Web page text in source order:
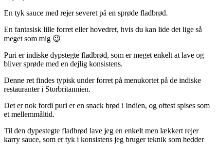
En tyk sauce med rejer severet på en sprøde fladbrød.
En fantasisk lille forret eller hovedret, hvis du kan lide det lige så
meget som mig 😉
Puri er indiske dypstegte fladbrød, som er meget enkelt at lave og
bliver sprøde med en dejlig konsistens.
Denne ret findes typisk under forret på menukortet på de indiske
restauranter i Storbritannien.
Det er nok fordi puri er en snack brød i Indien, og oftest spises som
et mellemmåltid.
Til den dypestegte fladbrød lave jeg en enkelt men lækkert rejer
karry sauce, som er tyk i konsistens jeg bruger teknik som hedder